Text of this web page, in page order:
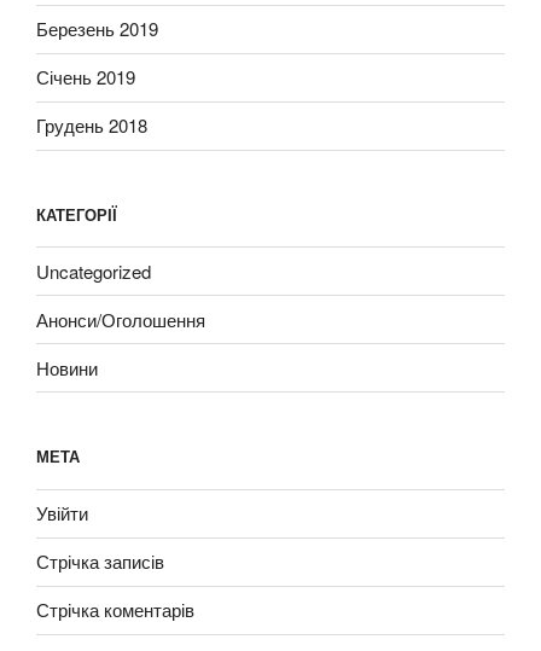
Березень 2019
Січень 2019
Грудень 2018
КАТЕГОРІЇ
Uncategorized
Анонси/Оголошення
Новини
МЕТА
Увійти
Стрічка записів
Стрічка коментарів